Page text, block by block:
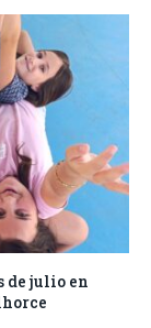
de julio en